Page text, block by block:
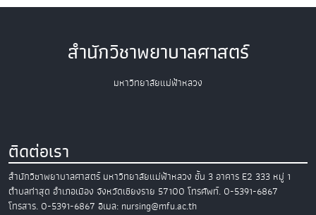
สำนักวิชาพยาบาลศาสตร์
มหาวิทยาลัยแม่ฟ้าหลวง
ติดต่อเรา
สำนักวิชาพยาบาลศาสตร์ มหาวิทยาลัยแม่ฟ้าหลวง ชั้น 3 อาคาร E2 333 หมู่ 1
ตำบลท่าสุด อำเภอเมือง จังหวัดเชียงราย 57100 โทรศัพท์. 0-5391-6867
โทรสาร. 0-5391-6867 อีเมล: nursing@mfu.ac.th